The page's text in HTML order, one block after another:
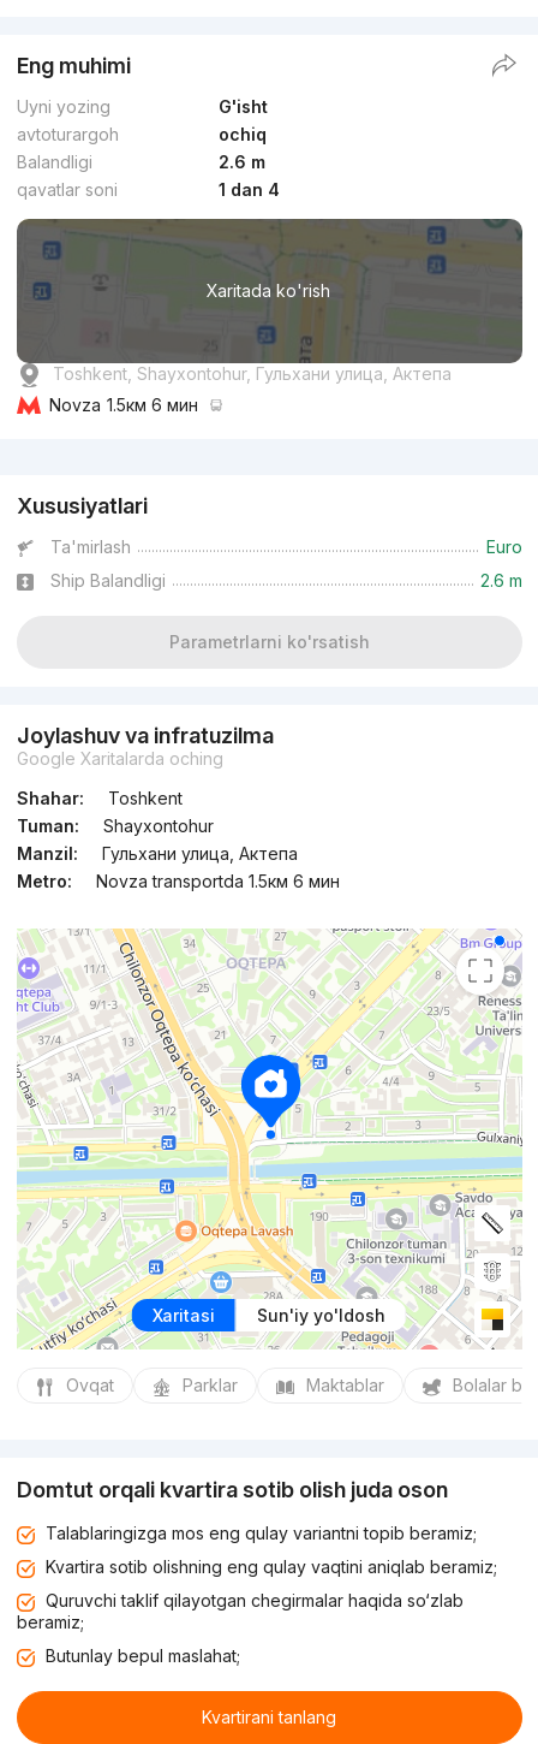
dan
Minar
TJ «Minar»
+998 (77) 122...
15.5 mln сўм/m²
TJ «Charx Novza»
Eng muhimi
Uyni yozing
G'isht
avtoturargoh
ochiq
Balandligi
2.6 m
qavatlar soni
1 dan 4
Xaritada ko'rish
Toshkent, Shayxontohur, Гульхани улица, Актепа
Novza 1.5км 6 мин
Xususiyatlari
Ta'mirlash
Euro
Ship Balandligi
2.6 m
Parametrlarni ko'rsatish
Joylashuv va infratuzilma
Google Xaritalarda oching
Shahar:
Toshkent
Tuman:
Shayxontohur
Manzil:
Гульхани улица, Актепа
Metro:
Novza transportda 1.5км 6 мин
Xaritasi Sun'iy yo'ldosh
Ovqat Parklar Maktablar Bolalar
Domtut orqali kvartira sotib olish juda oson
Talablaringizga mos eng qulay variantni topib beramiz;
Kvartira sotib olishning eng qulay vaqtini aniqlab beramiz;
Quruvchi taklif qilayotgan chegirmalar haqida so‘zlab
beramiz;
Butunlay bepul maslahat;
Kvartirani tanlang